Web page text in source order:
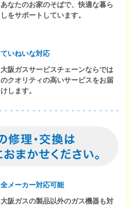
あなたのお家のそばで、快適な暮ら
しをサポートしています。
ていねいな対応
大阪ガスサービスチェーンならでは
のクオリティの高いサービスをお届
けします。
全メーカー対応可能
大阪ガスの製品以外のガス機器も対